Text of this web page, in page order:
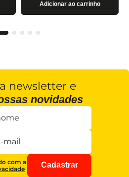
Adicionar ao carrinho
newsletter e
novidades
com a
Cadastrar